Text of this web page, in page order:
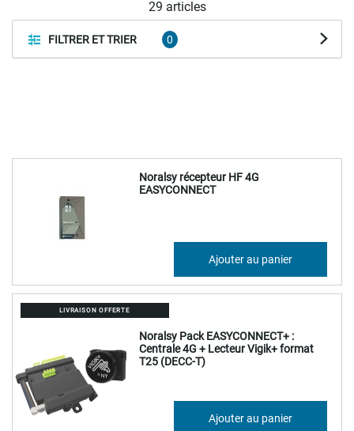
FILTRER ET TRIER
29 articles
Noralsy récepteur HF 4G
EASYCONNECT
Ajouter au panier
LIVRAISON OFFERTE
Noralsy Pack EASYCONNECT+ :
Centrale 4G + Lecteur Vigik+ format
T25 (DECC-T)
368,82 € Ajouter au panier